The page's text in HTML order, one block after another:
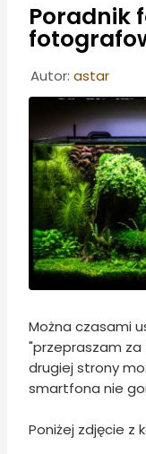
Poradnik
Informacje o
Autor: astar
Można czasami
"przepraszam za
drugiej strony
smartfona nie
Poniżej zdjęcie z